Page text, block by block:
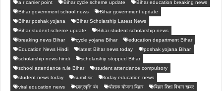
a r carrier point
Bihar cycle scheme update
Bihar education breaking news
Bihar government school news
Bihar government update
Bihar poshak yojana
Bihar Scholarship Latest News
Bihar student scheme update
Bihar student scholarship news
breaking news Bihar
cycle yojana Bihar
education department Bihar
Education News Hindi
latest Bihar news today
poshak yojana Bihar
scholarship news hindi
scholarship stopped Bihar
school attendance rule Bihar
student attendance compulsory
student news today
sumit sir
today education news
viral education news
छात्रवृत्ति बंद पोशाक योजना बिहार
बिहार शिक्षा विभाग खबर